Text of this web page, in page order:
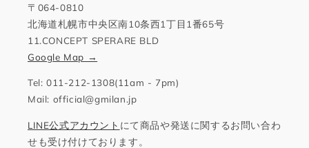
〒064-0810
北海道札幌市中央区南10条西1丁目1番65号
11.CONCEPT SPERARE BLD
Google Map →
Tel: 011-212-1308(11am - 7pm)
Mail: official@gmilan.jp
LINE公式アカウント にて商品や発送に関するお問い合わ
せも受け付けております。